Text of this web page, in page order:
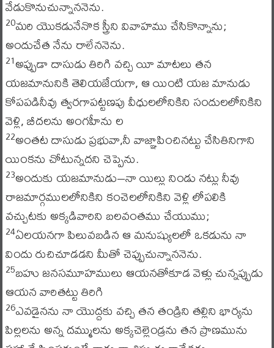
వేడుకొనుచున్నాననెను.
20మరి యొకడునేనొక స్త్రీని వివాహము చేసికొన్నాను;
అందుచేత నేను రాలేననెను.
21అప్పుడా దాసుడు తిరిగి వచ్చి యీ మాటలు తన
యజమానునికి తెలియజేయగా, ఆ యింటి యజ మానుడు
కోపపడినీవు త్వరగాపట్టణపు వీధులలోనికిని సందులలోనికిని
వెళ్లి, బీదలను అంగహీను ల
22అంతట దాసుడు ప్రభువా,నీ వాజ్ఞాపించినట్టు చేసితినిగాని
యింకను చోటున్నదని చెప్పెను.
23అందుకు యజమానుడు–నా యిల్లు నిండు నట్లు నీవు
రాజమార్గములలోనికిని కంచెలలోనికిని వెళ్లి లోపలికి
వచ్చుటకు అక్కడివారిని బలవంతము చేయుము;
24ఏలయనగా పిలువబడిన ఆ మనుష్యులలో ఒకడును నా
విందు రుచిచూడడని మీతో చెప్పుచున్నాననెను.
25బహు జనసమూహములు ఆయనతోకూడ వెళ్లు చున్నప్పుడు
ఆయన వారితట్టు తిరిగి
26ఎవడైనను నా యొద్దకు వచ్చి తన తండ్రిని తల్లిని భార్యను
పిల్లలను అన్న దమ్ములను అక్కచెల్లెండ్రను తన ప్రాణమును